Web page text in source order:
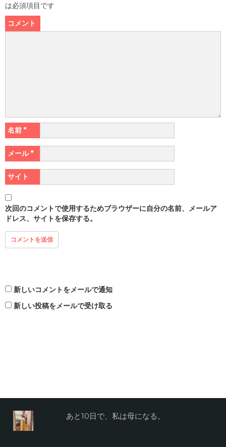
は必須項目です
コメント
名前 *
メール*
サイト
次回のコメントで使用するためブラウザーに自分の名前、メールア
ドレス、サイトを保存する。
新しいコメントをメールで通知
新しい投稿をメールで受け取る
あと10日で、私は母になる。